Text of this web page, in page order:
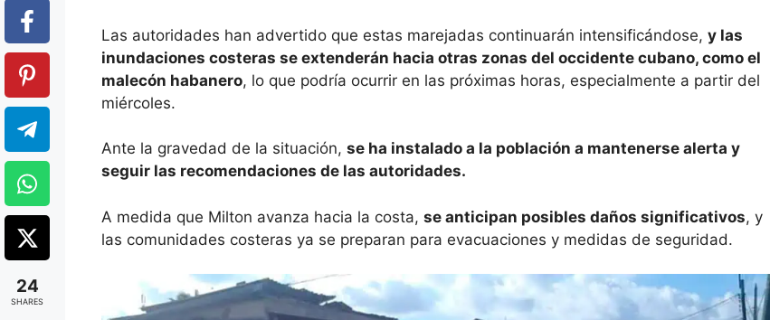
Las autoridades han advertido que estas marejadas continuarán intensificándose, y las
inundaciones costeras se extenderán hacia otras zonas del occidente cubano, como el
malecón habanero, lo que podría ocurrir en las próximas horas, especialmente a partir del
miércoles.
Ante la gravedad de la situación, se ha instalado a la población a mantenerse alerta y
seguir las recomendaciones de las autoridades.
A medida que Milton avanza hacia la costa, se anticipan posibles daños significativos, y
las comunidades costeras ya se preparan para evacuaciones y medidas de seguridad.
24
SHARES